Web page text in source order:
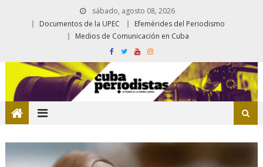
sábado, agosto 08, 2026
Documentos de la UPEC
Efemérides del Periodismo
Medios de Comunicación en Cuba